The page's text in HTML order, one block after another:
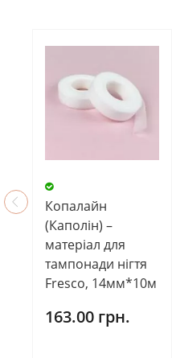
Копалайн
(Каполін) –
матеріал для
тампонади нігтя
Fresco, 14мм*10м
163.00 грн.